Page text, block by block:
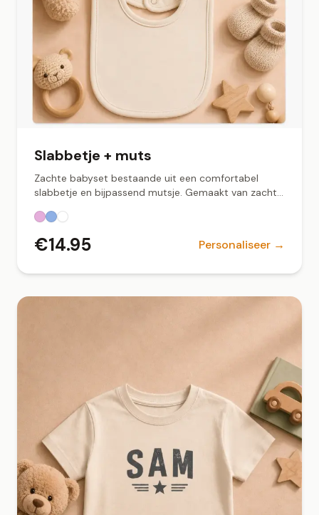
Slabbetje + muts
Zachte babyset bestaande uit een comfortabel
slabbetje en bijpassend mutsje. Gemaakt van zachte
gebruik of als kraamcadeau. Verkrijgbaar in wit,
lichtblauw en roze.
€14.95 Personaliseer →